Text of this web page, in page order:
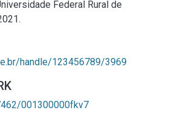
Federal Rural de
handle/123456789/3969
001300000fkv7